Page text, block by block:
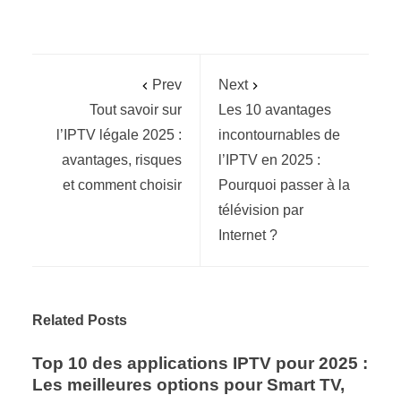
Prev
Tout savoir sur
l’IPTV légale 2025 :
avantages, risques
et comment choisir
Next
Les 10 avantages
incontournables de
l’IPTV en 2025 :
Pourquoi passer à la
télévision par
Internet ?
Related Posts
Top 10 des applications IPTV pour 2025 :
Les meilleures options pour Smart TV,